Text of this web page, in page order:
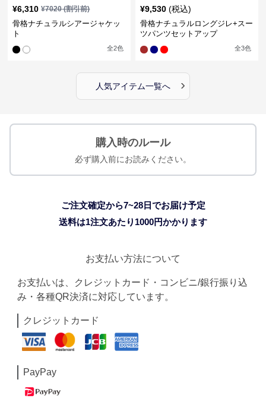
¥6,310 ¥7020(割引前)
骨格ナチュラルシアージャケッ
ト
全2色
¥9,530 (税込)
骨格ナチュラルロングジレ+スー
ツパンツセットアップ
全3色
人気アイテム一覧へ ›
購入時のルール
必ず購入前にお読みください。
ご注文確定から7~28日でお届け予定
送料は1注文あたり 1000円かかります
お支払い方法について
お支払いは、クレジットカード・コンビニ/銀行振り込
み・各種QR決済に対応しています。
クレジットカード
PayPay